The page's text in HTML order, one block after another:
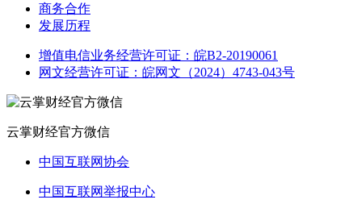
商务合作
发展历程
增值电信业务经营许可证：皖B2-20190061
网文经营许可证：皖网文（2024）4743-043号
云掌财经官方微信
中国互联网协会
中国互联网举报中心